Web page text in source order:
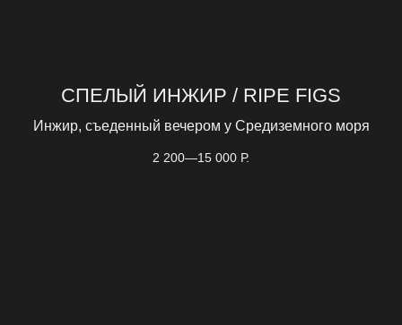
СПЕЛЫЙ ИНЖИР / RIPE FIGS
Инжир, съеденный вечером у Средиземного моря
2 200—15 000 Р.